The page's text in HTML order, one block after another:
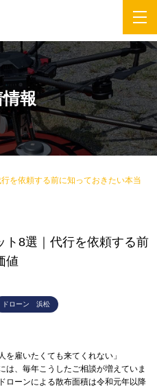
報
を依頼する前に知っておきたい本当
ト8選｜代行を依頼する前
値
ドローン 浜松
を雇いたくても来てくれない」
は、毎年こうしたご相談が増えていま
ローンによる散布面積は令和元年以降